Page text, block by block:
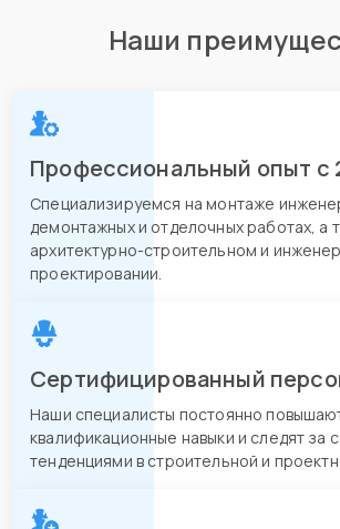
Наши
Профессиональный опыт с
Специализируемся на монтаже
демонтажных и отделочных работах, а
архитектурно-строительном и
проектировании.
Сертифицированный
Наши специалисты постоянно
квалификационные навыки и следят за
тенденциями в строительной и